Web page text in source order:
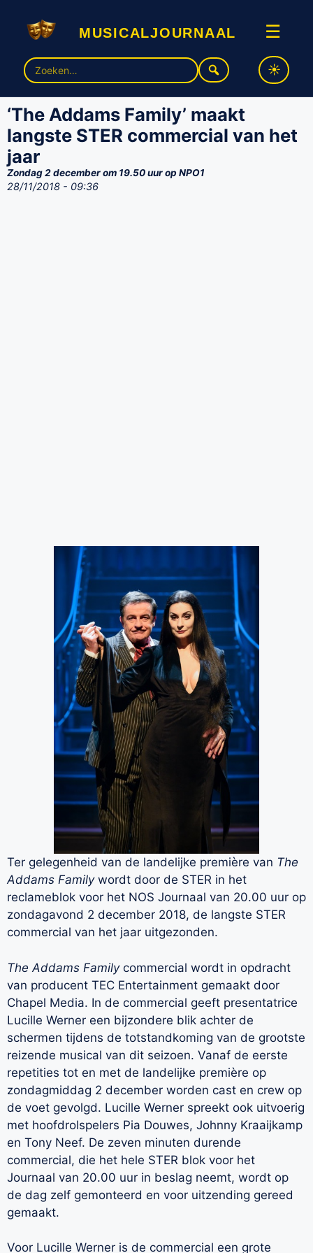
musicaljournaal ☰
Zoek
naar:
‘The Addams Family’ maakt
langste STER commercial van het
jaar
Zondag 2 december om 19.50 uur op NPO1
28/11/2018 - 09:36
Ter gelegenheid van de landelijke première van The
Addams Familywordt door de STER in het
reclameblok voor het NOS Journaal van 20.00 uur op
zondagavond 2 december 2018, de langste STER
commercial van het jaar uitgezonden.
The Addams Familycommercial wordt in opdracht
van producent TEC Entertainment gemaakt door
Chapel Media. In de commercial geeft presentatrice
Lucille Werner een bijzondere blik achter de
schermen tijdens de totstandkoming van de grootste
reizende musical van dit seizoen. Vanaf de eerste
repetities tot en met de landelijke première op
zondagmiddag 2 december worden cast en crew op
de voet gevolgd. Lucille Werner spreekt ook uitvoerig
met hoofdrolspelers Pia Douwes, Johnny Kraaijkamp
en Tony Neef. De zeven minuten durende
commercial, die het hele STER blok voor het
Journaal van 20.00 uur in beslag neemt, wordt op
de dag zelf gemonteerd en voor uitzending gereed
gemaakt.
Voor Lucille Werner is de commercial een grote